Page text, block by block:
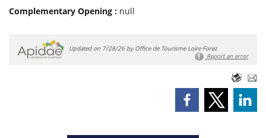
Complementary Opening : null
Updated on 7/28/26 by Office de Tourisme Loire Forez
Report an error